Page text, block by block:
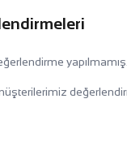
yapılmamış.